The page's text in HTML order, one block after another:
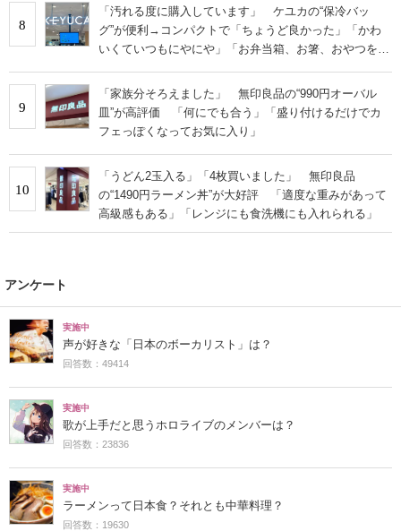
8
「汚れる度に購入しています」 ケユカの“保冷バッ
グ”が便利→コンパクトで「ちょうど良かった」「かわ
いくていつもにやにや」「お弁当箱、お箸、おやつを入
9
「家族分そろえました」 無印良品の“990円オーバル
皿”が高評価 「何にでも合う」「盛り付けるだけでカ
フェっぽくなってお気に入り」
10
「うどん2玉入る」「4枚買いました」 無印良品
の“1490円ラーメン丼”が大好評 「適度な重みがあって
高級感もある」「レンジにも食洗機にも入れられる」
アンケート
実施中
声が好きな「日本のボーカリスト」は？
回答数：49414
実施中
歌が上手だと思うホロライブのメンバーは？
回答数：23836
実施中
ラーメンって日本食？それとも中華料理？
回答数：19630